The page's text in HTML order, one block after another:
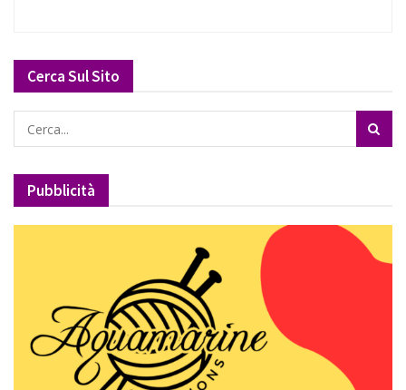
Cerca Sul Sito
Pubblicità